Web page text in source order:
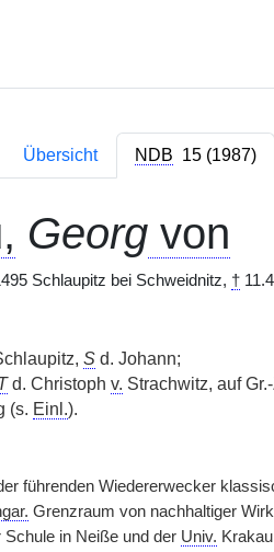
Übersicht NDB 15 (1987)
Georgvon
Schlaupitz bei Schweidnitz, †
Sd. Johann;
d. Christoph v. Strachwitz, auf
(s. Einl.).
führenden Wiedererwecker
Grenzraum von nachhaltiger
in Neiße und der Univ.